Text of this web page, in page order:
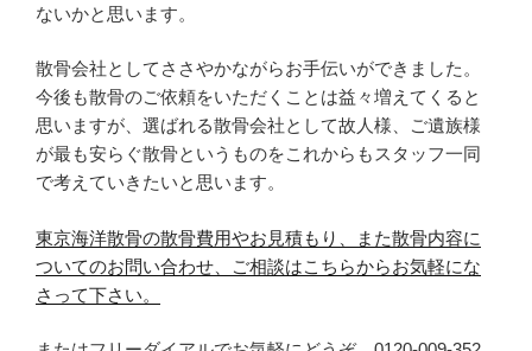
ないかと思います。
散骨会社としてささやかながらお手伝いができました。
今後も散骨のご依頼をいただくことは益々増えてくると
思いますが、選ばれる散骨会社として故人様、ご遺族様
が最も安らぐ散骨というものをこれからもスタッフ一同
で考えていきたいと思います。
東京海洋散骨の散骨費用やお見積もり、また散骨内容に
ついてのお問い合わせ、ご相談はこちらからお気軽にな
さって下さい。